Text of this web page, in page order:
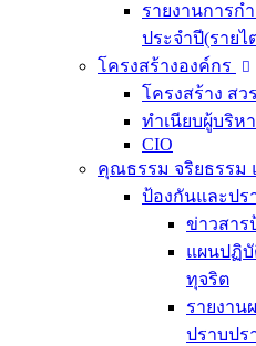
รายงานการก
ประจำปี(รายไ
โครงสร้างองค์กร
โครงสร้าง สว
ทำเนียบผู้บริห
CIO
คุณธรรม จริยธรรม
ป้องกันและปร
ข่าวสาร
แผนปฏิบั
ทุจริต
รายงาน
ปราบปร